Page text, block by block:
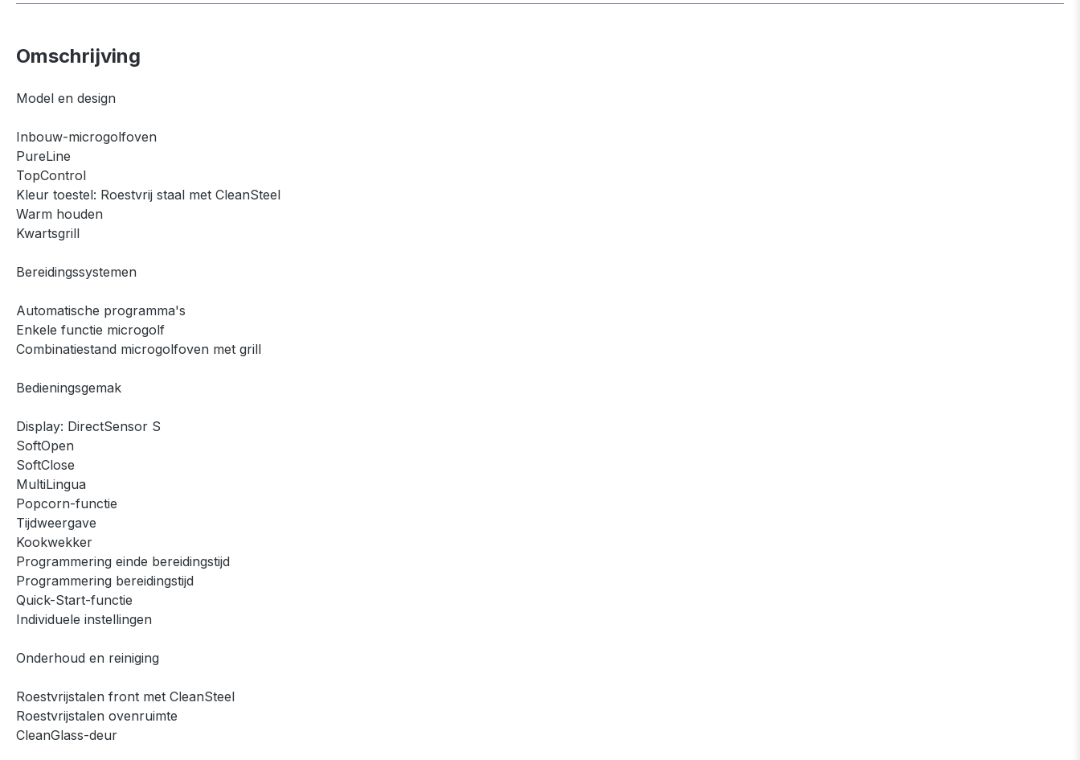
Omschrijving
Model en design
Inbouw-microgolfoven
PureLine
TopControl
Kleur toestel: Roestvrij staal met CleanSteel
Warm houden
Kwartsgrill
Bereidingssystemen
Automatische programma's
Enkele functie microgolf
Combinatiestand microgolfoven met grill
Bedieningsgemak
Display: DirectSensor S
SoftOpen
SoftClose
MultiLingua
Popcorn-functie
Tijdweergave
Kookwekker
Programmering einde bereidingstijd
Programmering bereidingstijd
Quick-Start-functie
Individuele instellingen
Onderhoud en reiniging
Roestvrijstalen front met CleanSteel
Roestvrijstalen ovenruimte
CleanGlass-deur